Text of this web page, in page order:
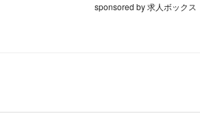
sponsored by 求人ボックス